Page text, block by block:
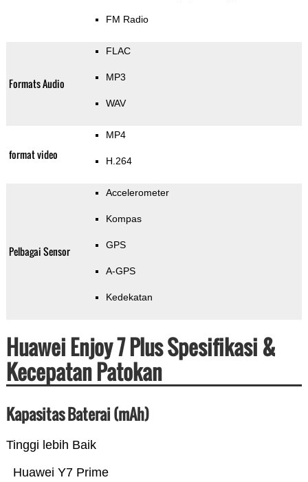
FM Radio
Formats Audio
FLAC
MP3
WAV
format video
MP4
H.264
Pelbagai Sensor
Accelerometer
Kompas
GPS
A-GPS
Kedekatan
Huawei Enjoy 7 Plus Spesifikasi &
Kecepatan Patokan
Kapasitas Baterai (mAh)
Tinggi lebih Baik
Huawei Y7 Prime